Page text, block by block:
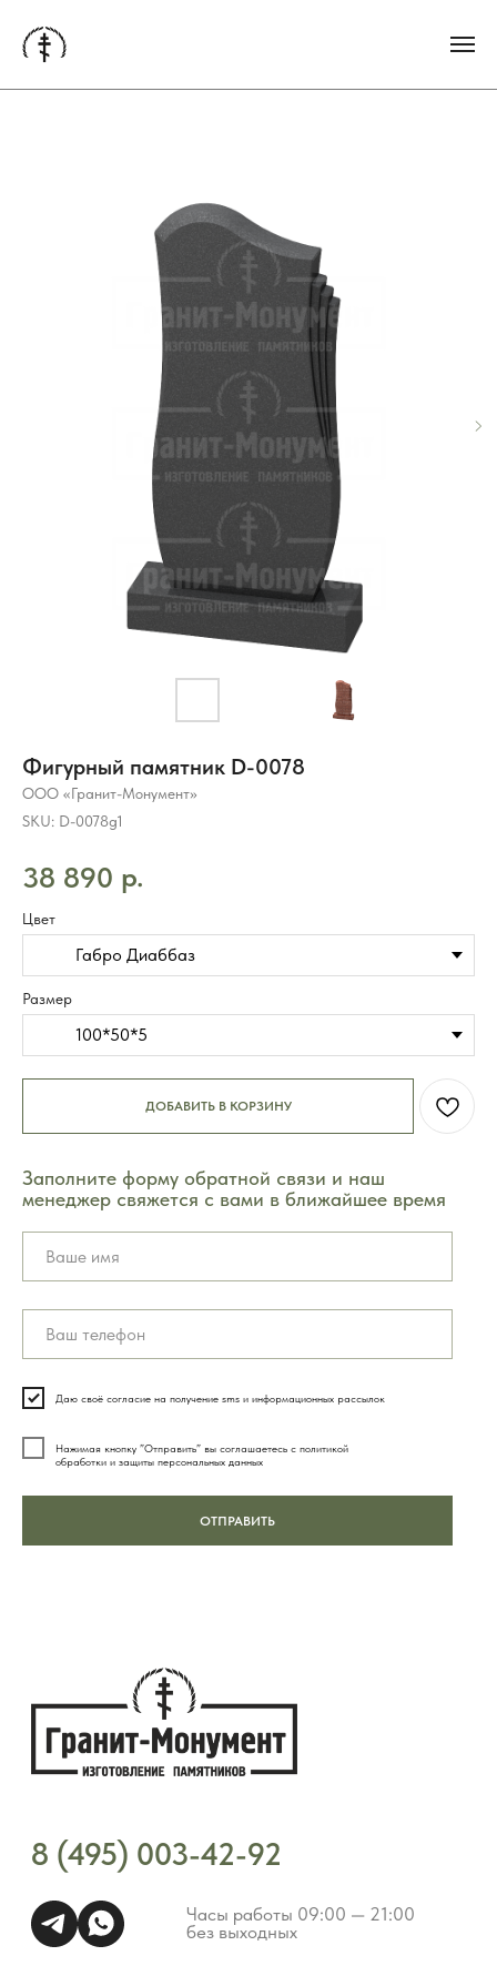
Фигурный памятник D-0078
ООО «Гранит-Монумент»
SKU: D-0078g1
38 890 р.
Цвет
Габро Диаббаз
Размер
100*50*5
ДОБАВИТЬ В КОРЗИНУ
Заполните форму обратной связи и наш
менеджер свяжется с вами в ближайшее время
Даю своё согласие на получение sms и информационных рассылок
Нажимая кнопку ”Отправить” вы соглашаетесь с политикой
обработки и защиты персональных данных
ОТПРАВИТЬ
8 (495) 003-42-92